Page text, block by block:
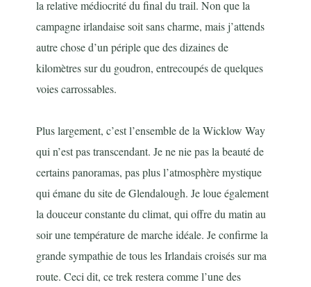
la relative médiocrité du final du trail. Non que la
campagne irlandaise soit sans charme, mais j’attends
autre chose d’un périple que des dizaines de
kilomètres sur du goudron, entrecoupés de quelques
voies carrossables.
Plus largement, c’est l’ensemble de la Wicklow Way
qui n’est pas transcendant. Je ne nie pas la beauté de
certains panoramas, pas plus l’atmosphère mystique
qui émane du site de Glendalough. Je loue également
la douceur constante du climat, qui offre du matin au
soir une température de marche idéale. Je confirme la
grande sympathie de tous les Irlandais croisés sur ma
route. Ceci dit, ce trek restera comme l’une des